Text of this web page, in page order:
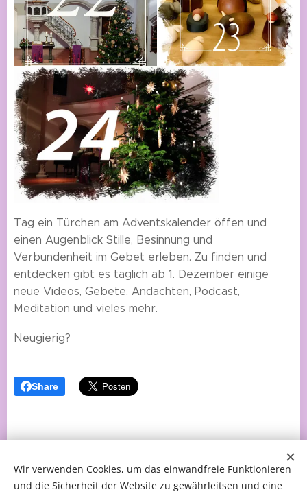
Tag ein Türchen am Adventskalender öffen und
einen Augenblick Stille, Besinnung und
Verbundenheit im Gebet erleben. Zu finden und
entdecken gibt es täglich ab 1. Dezember einige
neue Videos, Gebete, Andachten, Podcast,
Meditation und vieles mehr.
Neugierig?
Share
© 2026 fliessendeslicht.de
Wir verwenden Cookies, um das einwandfreie Funktionieren
und die Sicherheit der Website zu gewährleitsen und eine